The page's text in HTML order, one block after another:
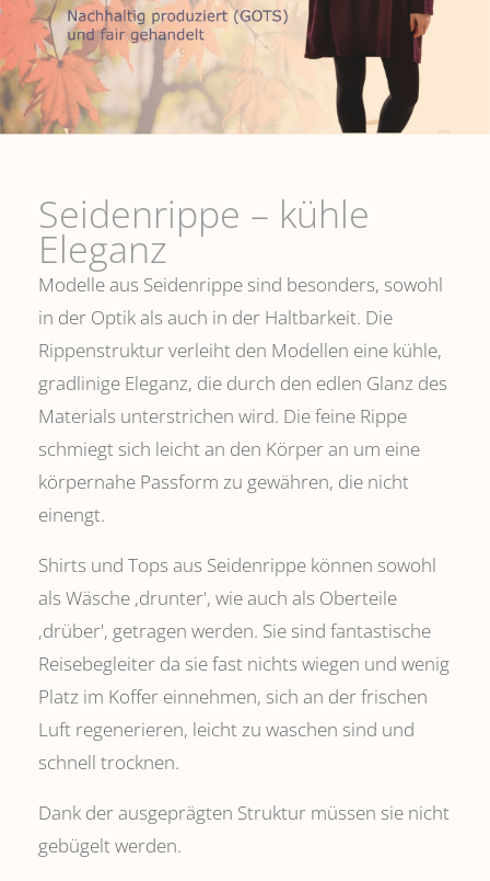
Seidenrippe­ – kühle
Eleganz
Modelle aus Seidenrippe sind besonders, sowohl
in der Optik als auch in der Haltbarkeit. Die
Rippenstruktur verleiht den Modellen eine kühle,
gradlinige Eleganz, die durch den edlen Glanz des
Materials unterstrichen wird. Die feine Rippe
schmiegt sich leicht an den Körper an um eine
körpernahe Passform zu gewähren, die nicht
einengt.
Shirts und Tops aus Seidenrippe können sowohl
als Wäsche ,drunter', wie auch als Oberteile
‚drüber', getragen werden. Sie sind fantastische
Reisebegleiter da sie fast nichts wiegen und wenig
Platz im Koffer einnehmen, sich an der frischen
Luft regenerieren, leicht zu waschen sind und
schnell trocknen.
Dank der ausgeprägten Struktur müssen sie nicht
gebügelt werden.